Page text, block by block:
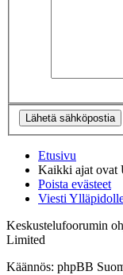
Etusivu
Kaikki ajat ovat
Poista evästeet
Viesti
Keskustelufoorumin
Limited
Käännös: phpBB